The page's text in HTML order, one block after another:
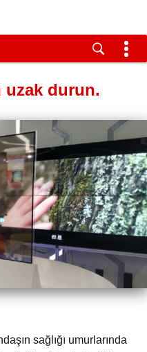
uzak durun.
sağlığı umurlarında